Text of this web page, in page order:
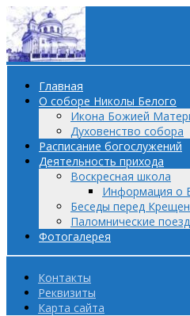
Главная
О соборе Николы Белого
Икона Божией
Духовенство собора
Расписание богослужений
Деятельность прихода
Воскресная школа
Информация о
Беседы перед
Паломнические
Фотогалерея
Контакты
Реквизиты
Карта сайта